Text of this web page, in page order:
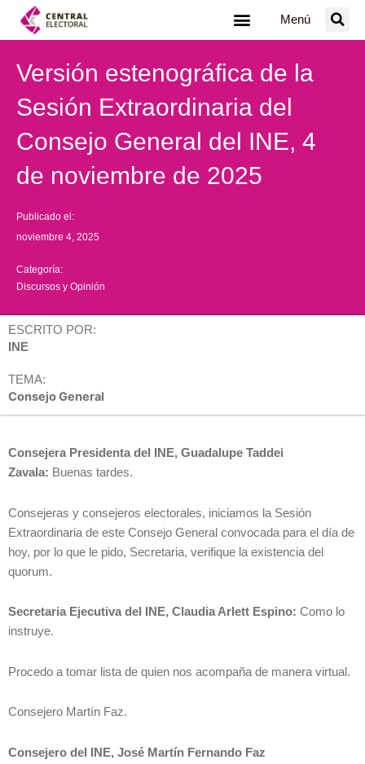
Menú
Versión estenográfica de la
Sesión Extraordinaria del
Consejo General del INE, 4
de noviembre de 2025
Publicado el:
noviembre 4, 2025
Categoría:
Discursos y Opinión
ESCRITO POR:
INE
TEMA:
Consejo General
Consejera Presidenta del INE, Guadalupe Taddei
Zavala: Buenas tardes.
Consejeras y consejeros electorales, iniciamos la Sesión
Extraordinaria de este Consejo General convocada para el día de
hoy, por lo que le pido, Secretaria, verifique la existencia del
quorum.
Secretaria Ejecutiva del INE, Claudia Arlett Espino: Como lo
instruye.
Procedo a tomar lista de quien nos acompaña de manera virtual.
Consejero Martín Faz.
Consejero del INE, José Martín Fernando Faz